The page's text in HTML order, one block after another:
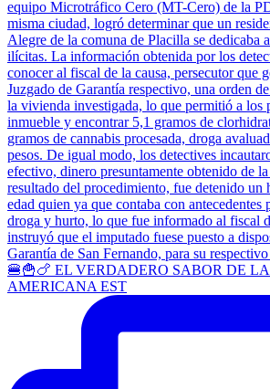
🍔🍟🍗 EL VERDADERO SABOR DE
AMERICANA EST